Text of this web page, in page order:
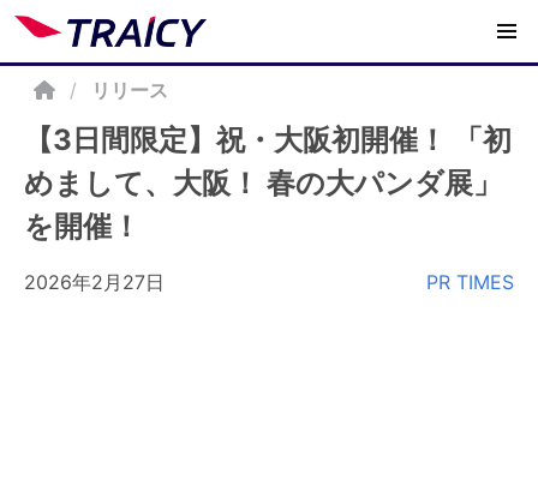
/ リリース
【3日間限定】祝・大阪初開催！ 「初
めまして、大阪！ 春の大パンダ展」
を開催！
2026年2月27日 PR TIMES